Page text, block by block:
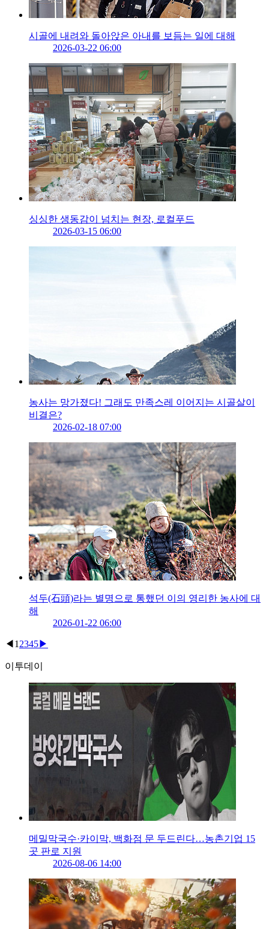
시골에 내려와 돌아앉은 아내를 보듬는 일에 대해
2026-03-22 06:00
싱싱한 생동감이 넘치는 현장, 로컬푸드
2026-03-15 06:00
농사는 망가졌다! 그래도 만족스레 이어지는 시골살이
비결은?
2026-02-18 07:00
석두(石頭)라는 별명으로 통했던 이의 영리한 농사에 대
해
2026-01-22 06:00
◀ 1 2345▶
이투데이
메밀막국수·카이막, 백화점 문 두드린다…농촌기업 15
곳 판로 지원
2026-08-06 14:00